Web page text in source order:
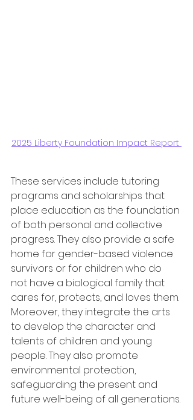
2025 Liberty Foundation Impact Report
These services include tutoring
programs and scholarships that
place education as the foundation
of both personal and collective
progress. They also provide a safe
home for gender-based violence
survivors or for children who do
not have a biological family that
cares for, protects, and loves them.
Moreover, they integrate the arts
to develop the character and
talents of children and young
people. They also promote
environmental protection,
safeguarding the present and
future well-being of all generations.